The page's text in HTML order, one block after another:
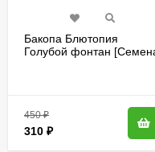
Бакопа Блютопия
Голубой фонтан
450₽
310 ₽